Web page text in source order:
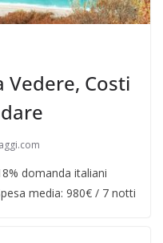
Vedere, Costi
domanda italiani
media: 980€ / 7 notti